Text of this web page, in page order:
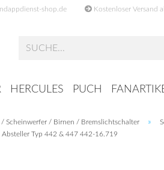
shop.de Kostenloser Versand
HERCULES PUCH
Scheinwerfer / Birnen / Bremslichtschalter »
Typ 442 & 447 442-16.719